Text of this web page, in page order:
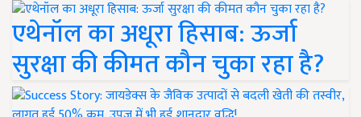
एथेनॉल का अधूरा हिसाब: ऊर्जा
सुरक्षा की कीमत कौन चुका रहा है?